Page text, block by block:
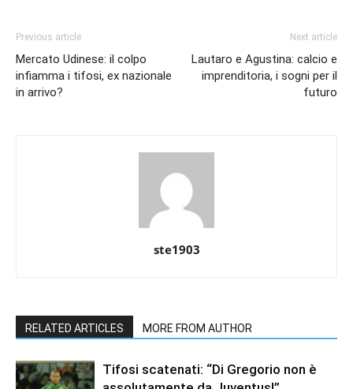
Previous article
Mercato Udinese: il colpo
infiamma i tifosi, ex nazionale
in arrivo?
Next article
Lautaro e Agustina: calcio e
imprenditoria, i sogni per il
futuro
ste1903
RELATED ARTICLES MORE FROM AUTHOR
Tifosi scatenati: “Di Gregorio non è